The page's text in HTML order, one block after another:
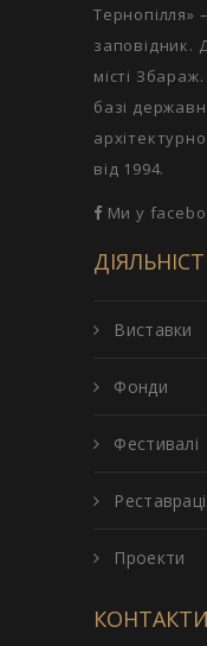
Тернопілля»
заповідник.
місті
базі
від 1994.
Ми у
Виставки
Фонди
Фестивалі
Проекти
КОНТАКТИ